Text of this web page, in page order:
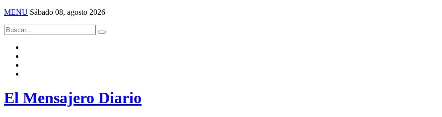
MENU Sábado 08, agosto 2026
El Mensajero Diario